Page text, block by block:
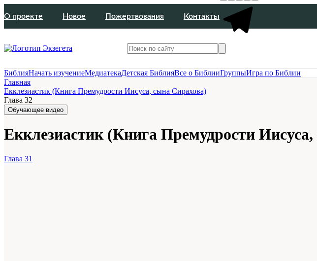
О проекте Новое Пожертвования Контакты
БиблияНачать изучениеМедиатекаДетская БиблияВсе о БиблииГруппыИгра по Библии
Главная
Екклезиастик (Книга Премудрости Иисуса, сына Сирахова)
Глава 32
Обучающее видео
Екклезиастик (Книга Премудрости
Глава 31